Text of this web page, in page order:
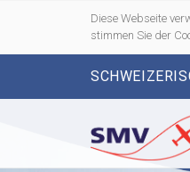
Diese Webseite
stimmen Sie der